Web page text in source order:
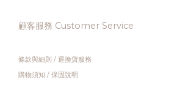
顧客服務 Customer Service
條款與細則 / 退換貨服務
購物須知 / 保固說明